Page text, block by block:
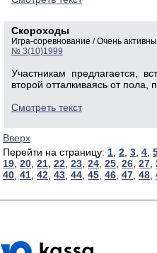
Скороходы
Игра-соревнование / Очень
№ 3(10)1999
Участникам предлагается,
второй отталкиваясь от
Смотреть текст
Вверх
Перейти на страницу: 1 2 3 4
19 20 21 22 23 24 25 26 27
40 41 42 43 44 45 46 47 48